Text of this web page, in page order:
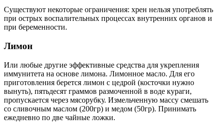
Существуют некоторые ограничения: хрен нельзя употреблять
при острых воспалительных процессах внутренних органов и
при беременности.
Лимон
Или любые другие эффективные средства для укрепления
иммунитета на основе лимона. Лимонное масло. Для его
приготовления берется лимон с цедрой (косточки нужно
вынуть), пятьдесят граммов размоченной в воде кураги,
пропускается через мясорубку. Измельченную массу смешать
со сливочным маслом (200гр) и медом (50гр). Принимать
ежедневно по две чайные ложки.